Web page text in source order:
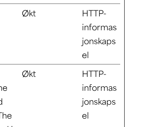
Økt
HTTP-
informas
jonskaps
el
Økt
HTTP-
informas
jonskaps
el